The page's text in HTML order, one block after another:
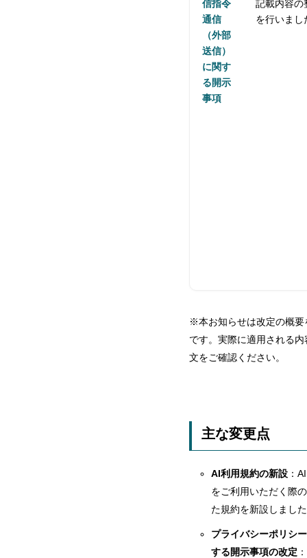
信指令
通信
（外部
送信）
に関す
る開示
事項
記載内容の
を行いまし
※本お知らせは改定の概要
です。実際に適用される
文をご確認ください。
主な変更点
AI利用規約の新設 ：
をご利用いただく際
た規約を新設しまし
プライバシーポリシ
する開示事項の改定